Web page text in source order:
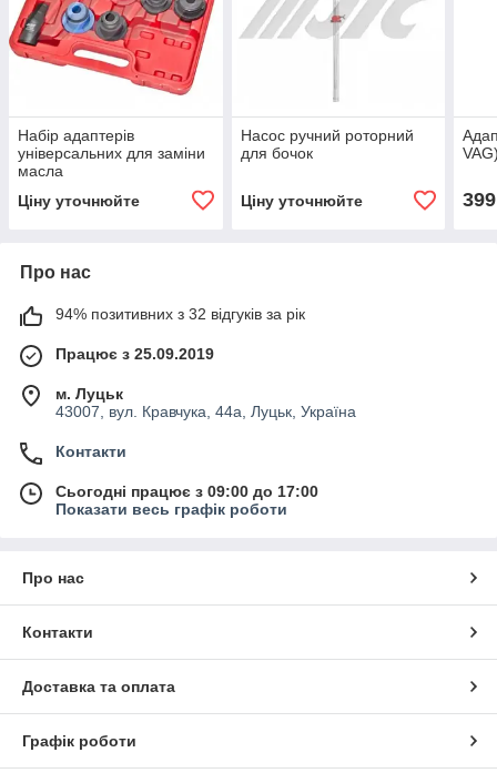
Набір адаптерів
універсальних для заміни
масла
Ціну уточнюйте
Насос ручний роторний
для бочок
Ціну уточнюйте
Про нас
94% позитивних з 32 відгуків за рік
Працює з 25.09.2019
м. Луцьк
43007, вул. Кравчука, 44а, Луцьк, Україна
Контакти
Сьогодні працює з 09:00 до 17:00
Показати весь графік роботи
Про нас
Контакти
Доставка та оплата
Графік роботи